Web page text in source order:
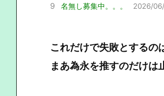
9 名無し募集中。。。 2026/
これだけで失敗とするの
まあ為永を推すのだけは